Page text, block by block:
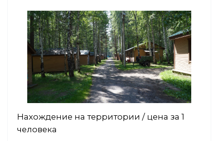
Нахождение на территории / цена за 1
человека